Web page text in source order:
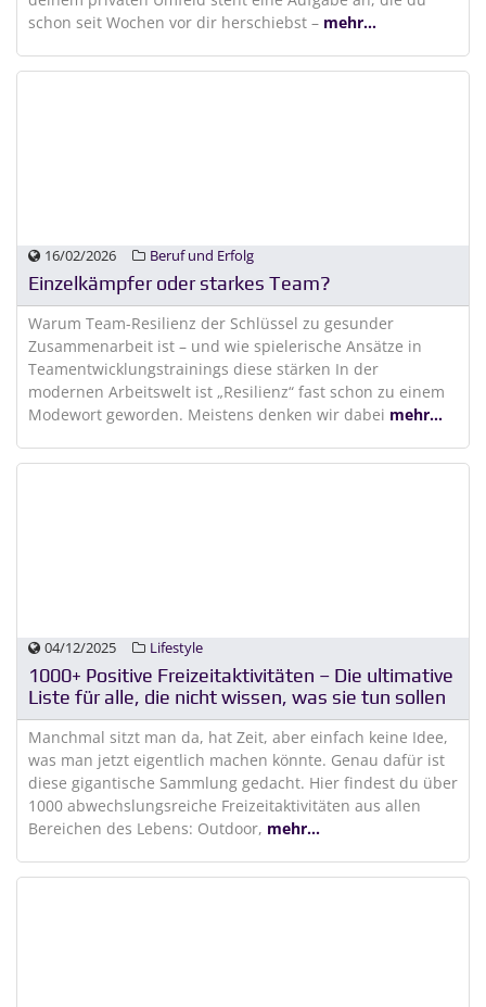
schon seit Wochen vor dir herschiebst – mehr...
16/02/2026 Beruf und Erfolg
Einzelkämpfer oder starkes Team?
Warum Team-Resilienz der Schlüssel zu gesunder
Zusammenarbeit ist – und wie spielerische Ansätze in
Teamentwicklungstrainings diese stärken In der
modernen Arbeitswelt ist „Resilienz“ fast schon zu einem
Modewort geworden. Meistens denken wir dabei mehr...
04/12/2025 Lifestyle
1000+ Positive Freizeitaktivitäten – Die ultimative
Liste für alle, die nicht wissen, was sie tun sollen
Manchmal sitzt man da, hat Zeit, aber einfach keine Idee,
was man jetzt eigentlich machen könnte. Genau dafür ist
diese gigantische Sammlung gedacht. Hier findest du über
1000 abwechslungsreiche Freizeitaktivitäten aus allen
Bereichen des Lebens: Outdoor, mehr...